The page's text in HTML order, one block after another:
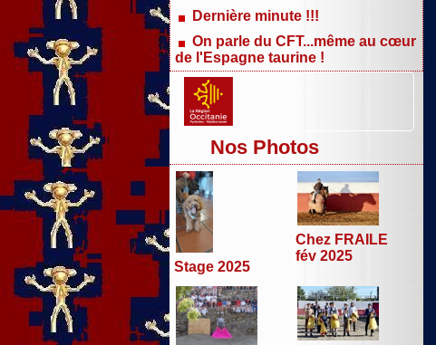
On parle du CFT...même au cœur
de l'Espagne taurine !
Chroniques salmantines 2026 -
Jour 6 et fin...
Trophée du Meilleur Novillero
Sans Picadors 2025
Chroniques salmantines 2026 -
Jour 5
Chroniques salmantines 2026 -
Jour 4
Chroniques salmantines 2026 -
Jour 3
Chroniques salmantines 2026 -
Journée 2
Nos Photos
Stage 2025
Chez FRAILE
fév 2025